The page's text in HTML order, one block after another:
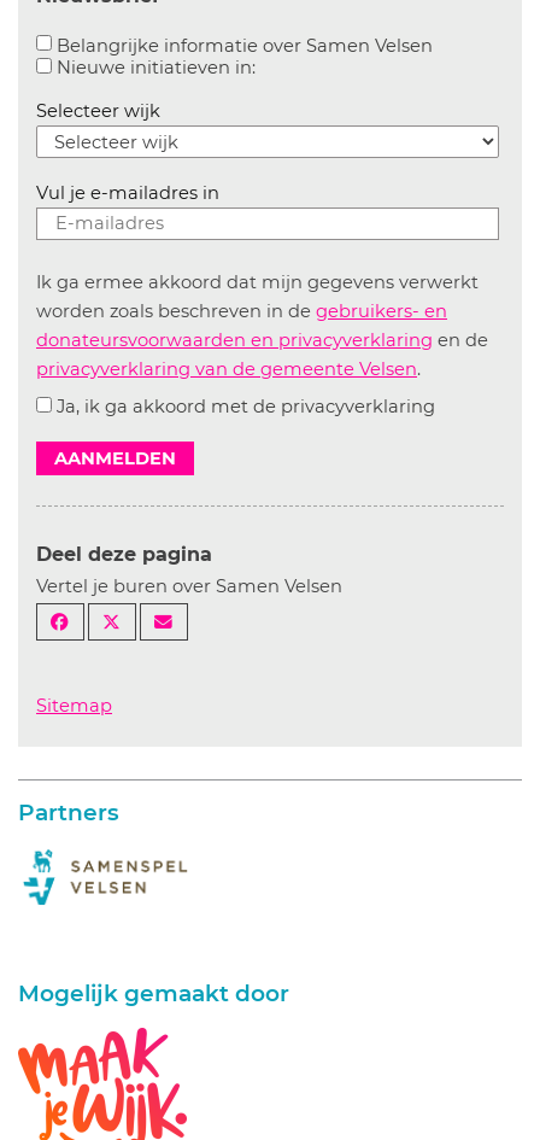
Belangrijke informatie over Samen Velsen
Nieuwe initiatieven in:Aanvinken om informatie over
Selecteer wijk
Vul je e-mailadres in
Ik ga ermee akkoord dat mijn gegevens verwerkt
worden zoals beschreven in de gebruikers- en
donateursvoorwaarden en privacyverklaring en de
privacyverklaring van de gemeente Velsen.
Ja, ik ga akkoord met de privacyverklaring
AANMELDEN
Deel deze pagina
Vertel je buren over Samen Velsen
Sitemap
Partners
Mogelijk gemaakt door